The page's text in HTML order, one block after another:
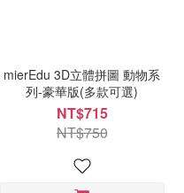
mierEdu 3D立體拼圖 動物系
列-豪華版(多款可選)
NT$715
NT$750